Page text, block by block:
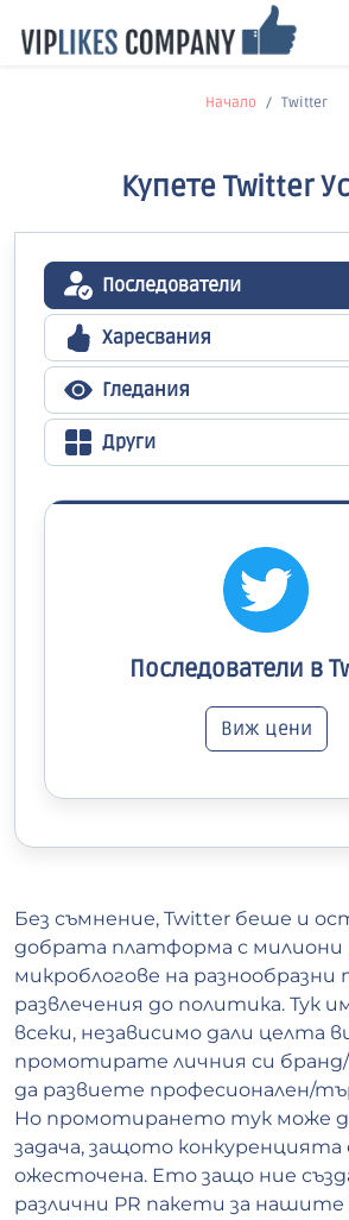
Начало Twitter
Купете Twitter
Последователи
Харесвания
Гледания
Други
Последователи в
Виж цени
Без съмнение, Twitter беше и
добрата платформа с милиони
микроблогове на
развлечения до политика. Тук
всеки, независимо дали целта
промотирате личния си бранд/
да развиете професионален/
Но промотирането тук може
задача, защото конкуренцията
ожесточена. Ето защо ние
различни PR пакети за